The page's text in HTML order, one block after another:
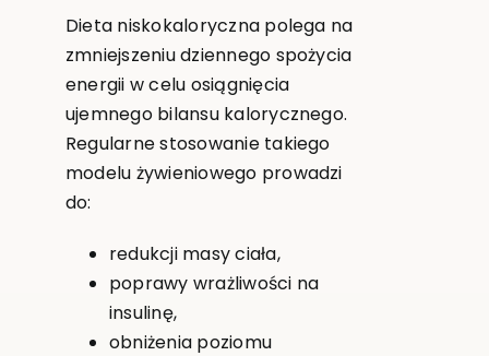
Dieta niskokaloryczna polega na
zmniejszeniu dziennego spożycia
energii w celu osiągnięcia
ujemnego bilansu kalorycznego.
Regularne stosowanie takiego
modelu żywieniowego prowadzi
do:
redukcji masy ciała,
poprawy wrażliwości na
insulinę,
obniżenia poziomu